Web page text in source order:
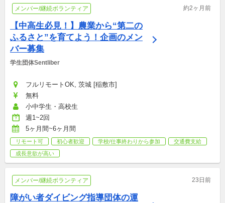
メンバー/継続ボランティア 約2ヶ月前
【中高生必見！】農業から“第二の
ふるさと”を育てよう！企画のメン
バー募集
学生団体Sentliber
フルリモートOK, 茨城 [稲敷市]
無料
小中学生・高校生
週1~2回
5ヶ月間~6ヶ月間
リモート可 初心者歓迎 学校/仕事終わりから参加
交通費支給
成長意欲が高い
メンバー/継続ボランティア 23日前
障がい者ダイビング指導団体の運